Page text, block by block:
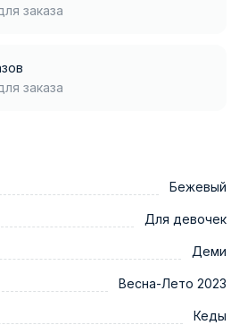
заказа
заказа
Бежевый
Для девочек
Деми
Весна-Лето 2023
Кеды